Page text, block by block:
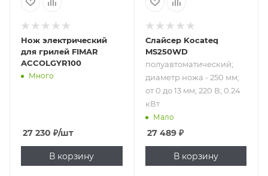
Нож электрический
для грилей FIMAR
ACCOLGYR100
Много
27 230 ₽/шт
В корзину
Слайсер Kocateq
MS250WD
полуавтоматический;
диаметр ножа - 250 мм;
от 0 до 13 мм; 220 В; 0.24
кВт
Мало
27 489₽
В корзину